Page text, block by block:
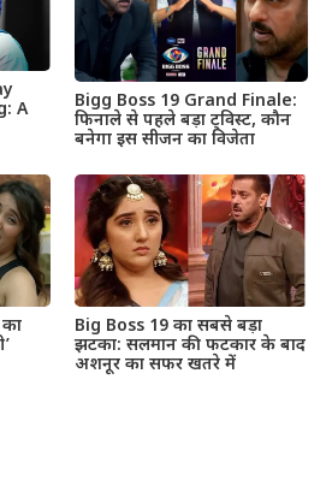
A
Bigg Boss 19 Grand Finale:
फिनाले से पहले बड़ा ट्विस्ट, कौन
बनेगा इस सीजन का विजेता
Big Boss 19 का सबसे बड़ा
झटका: सलमान की फटकार के बाद
अशनूर का सफर खतरे में